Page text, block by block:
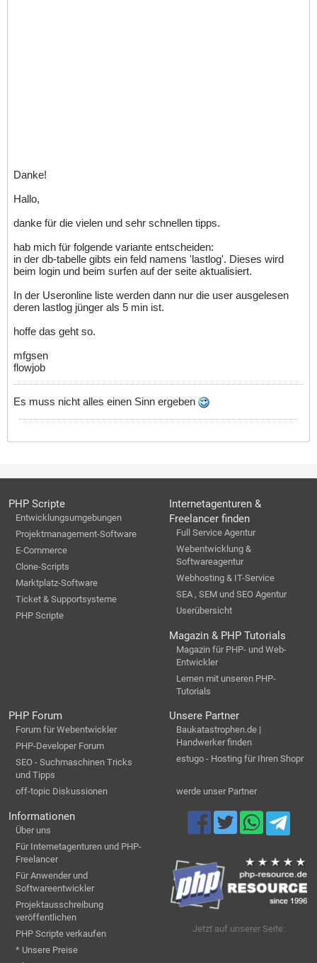
Danke!
Hallo,
danke für die vielen und sehr schnellen tipps.
hab mich für folgende variante entscheiden:
in der db-tabelle gibts ein feld namens 'lastlog'. Dieses wird
beim login und beim surfen auf der seite aktualisiert.
In der Useronline liste werden dann nur die user ausgelesen
deren lastlog jünger als 5 min ist.
hoffe das geht so.
mfgsen
flowjob
Es muss nicht alles einen Sinn ergeben
PHP Scripte
Entwicklungsumgebungen
Projektmanagement-Software
E-Commerce
Clone-Scripts
Marktplatz-Software
Ticket & Supportsysteme
PHP Scripte
Internetagenturen &
Freelancer finden
Full Service Agentur
Webentwicklung &
Softwareagentur
Webhosting & IT-Service
SEA , SEM und SEO Agentur
Userübersicht
Magazin & PHP Tutorials
Magazin für PHP- und Web-
Entwickler
Lernen mit unseren PHP-
Tutorials
PHP Forum
Forum für Webentwickler
PHP-Developer Forum
SEO - Suchmaschinen Tricks
und Tipps
off-topic Diskussionen
Unsere Partner
Baukatastrophen.de |
Handwerker finden
estugo - Hosting für Ihren Shopr
werde unser Partner
Informationen
Über uns
Für Internetagenturen und PHP-
Freelancer
Für Anwender und
Softwareentwickler
Projektausschreibung
veröffentlichen
PHP Scripte verkaufen
* Unsere Preise
Jetzt auf unserer Seite: